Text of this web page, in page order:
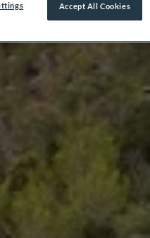
Accept All Cookies